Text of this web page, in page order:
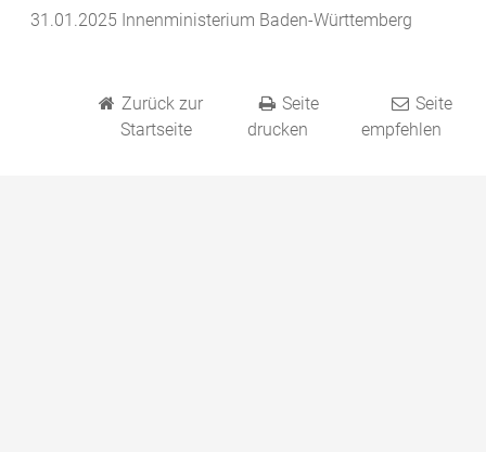
31.01.2025 Innenministerium Baden-Württemberg
Zurück zur
Startseite
Seite
drucken
Seite
empfehlen